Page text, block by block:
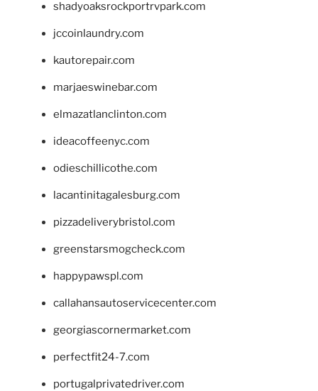
shadyoaksrockportrvpark.com
jccoinlaundry.com
kautorepair.com
marjaeswinebar.com
elmazatlanclinton.com
ideacoffeenyc.com
odieschillicothe.com
lacantinitagalesburg.com
pizzadeliverybristol.com
greenstarsmogcheck.com
happypawspl.com
callahansautoservicecenter.com
georgiascornermarket.com
perfectfit24-7.com
portugalprivatedriver.com